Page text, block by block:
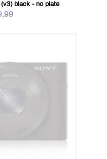
black - no plate